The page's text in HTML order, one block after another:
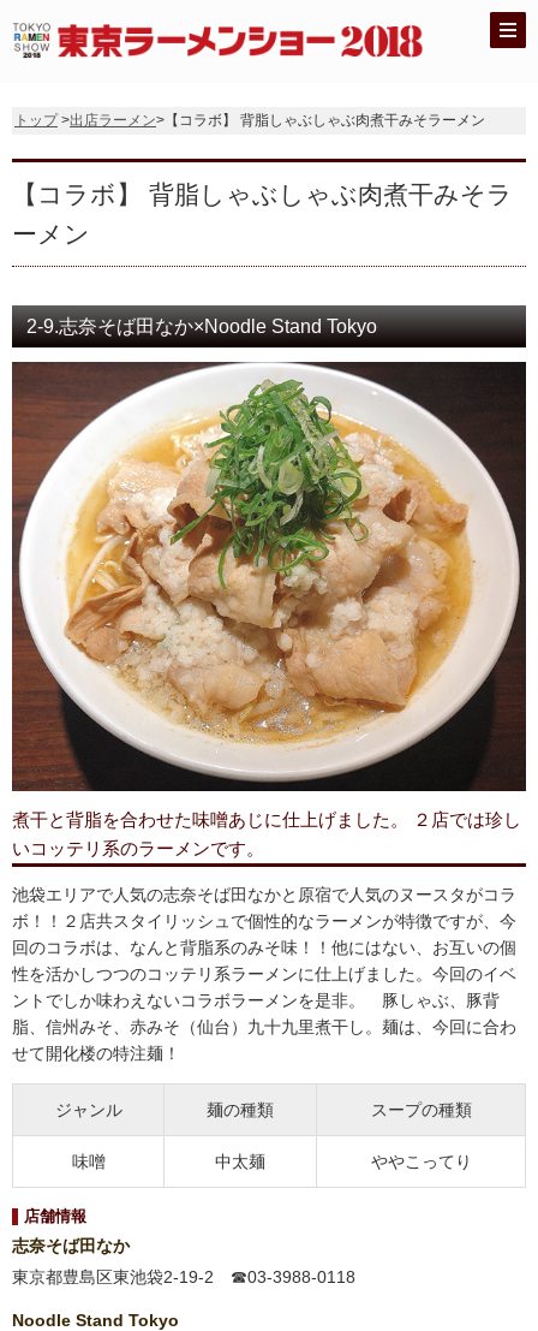
トップ>出店ラーメン>【コラボ】 背脂しゃぶしゃぶ肉煮干みそラーメン
【コラボ】 背脂しゃぶしゃぶ肉煮干みそラ
ーメン
2-9.志奈そば田なか×Noodle Stand Tokyo
煮干と背脂を合わせた味噌あじに仕上げました。 ２店では珍し
いコッテリ系のラーメンです。
池袋エリアで人気の志奈そば田なかと原宿で人気のヌースタがコラ
ボ！！２店共スタイリッシュで個性的なラーメンが特徴ですが、今
回のコラボは、なんと背脂系のみそ味！！他にはない、お互いの個
性を活かしつつのコッテリ系ラーメンに仕上げました。今回のイベ
ントでしか味わえないコラボラーメンを是非。 豚しゃぶ、豚背
脂、信州みそ、赤みそ（仙台）九十九里煮干し。麺は、今回に合わ
せて開化楼の特注麺！
ジャンル 麺の種類 スープの種類
味噌 中太麺 ややこってり
店舗情報
志奈そば田なか
東京都豊島区東池袋2-19-2 ☎03-3988-0118
Noodle Stand Tokyo